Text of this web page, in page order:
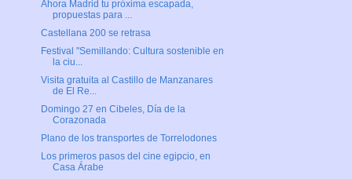
Ahora Madrid tu próxima escapada,
propuestas para ...
Castellana 200 se retrasa
Festival "Semillando: Cultura sostenible en
la ciu...
Visita gratuita al Castillo de Manzanares
de El Re...
Domingo 27 en Cibeles, Día de la
Corazonada
Plano de los transportes de Torrelodones
Los primeros pasos del cine egipcio, en
Casa Árabe